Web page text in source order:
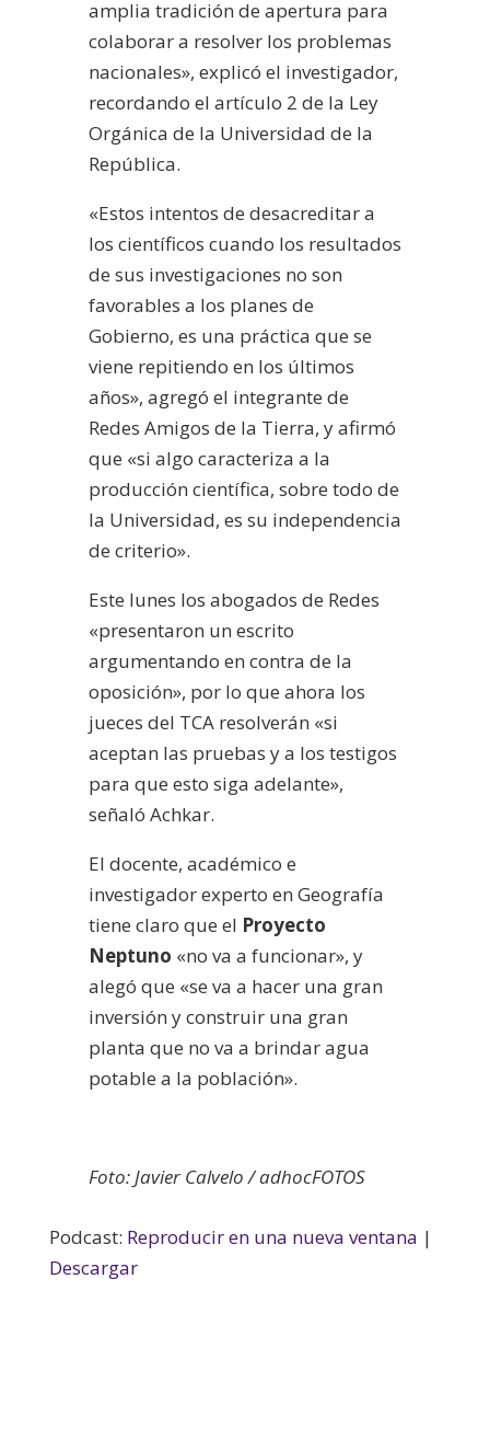
amplia tradición de apertura para
colaborar a resolver los problemas
nacionales», explicó el investigador,
recordando el artículo 2 de la Ley
Orgánica de la Universidad de la
República.
«Estos intentos de desacreditar a
los científicos cuando los resultados
de sus investigaciones no son
favorables a los planes de
Gobierno, es una práctica que se
viene repitiendo en los últimos
años», agregó el integrante de
Redes Amigos de la Tierra, y afirmó
que «si algo caracteriza a la
producción científica, sobre todo de
la Universidad, es su independencia
de criterio».
Este lunes los abogados de Redes
«presentaron un escrito
argumentando en contra de la
oposición», por lo que ahora los
jueces del TCA resolverán «si
aceptan las pruebas y a los testigos
para que esto siga adelante»,
señaló Achkar.
El docente, académico e
investigador experto en Geografía
tiene claro que el Proyecto
Neptuno «no va a funcionar», y
alegó que «se va a hacer una gran
inversión y construir una gran
planta que no va a brindar agua
potable a la población».
Foto: Javier Calvelo / adhocFOTOS
Podcast: Reproducir en una nueva ventana |
Descargar